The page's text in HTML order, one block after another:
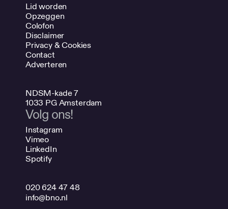
Lid worden
Opzeggen
Colofon
Disclaimer
Privacy & Cookies
Contact
Adverteren
NDSM-kade 7
1033 PG Amsterdam
Volg ons!
Instagram
Vimeo
LinkedIn
Spotify
020 624 47 48
info@bno.nl